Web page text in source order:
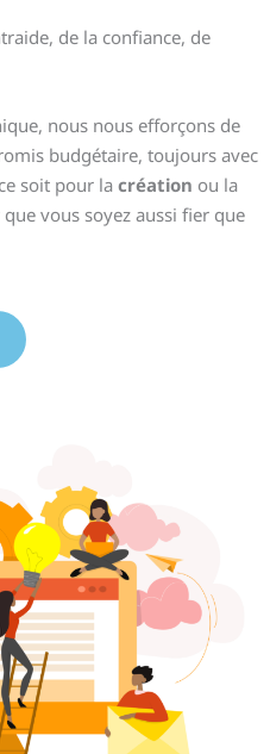
de la confiance, de
nous nous efforçons de
budgétaire, toujours avec
soit pour la création ou la
vous soyez aussi fier que